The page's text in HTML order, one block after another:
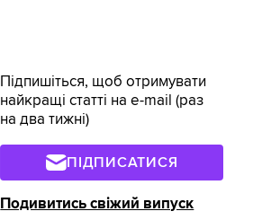
Підпишіться, щоб отримувати
найкращі статті на e-mail (раз
на два тижні)
ПІДПИСАТИСЯ
Подивитись свіжий випуск